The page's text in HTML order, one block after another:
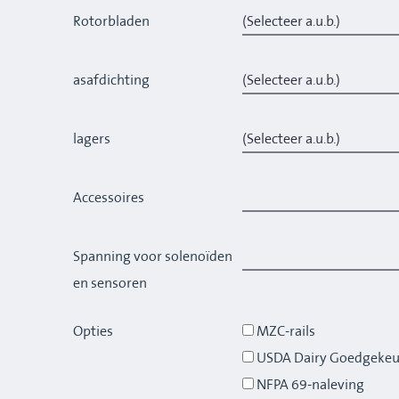
Rotorbladen
asafdichting
lagers
Accessoires
Spanning voor solenoïden
en sensoren
Opties
MZC-rails
USDA Dairy
NFPA 69-naleving